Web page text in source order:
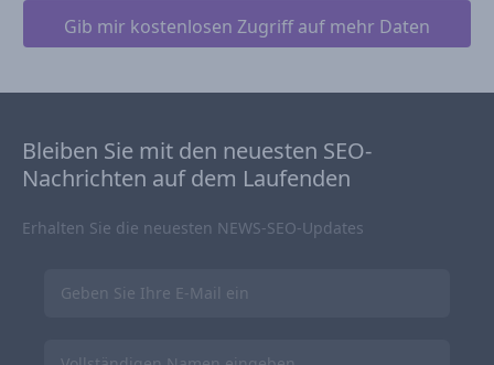
Gib mir kostenlosen Zugriff auf mehr Daten
Bleiben Sie mit den neuesten SEO-
Nachrichten auf dem Laufenden
Erhalten Sie die neuesten NEWS-SEO-Updates